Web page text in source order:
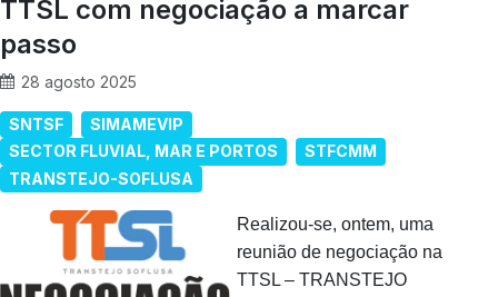
TTSL com negociação a marcar
passo
28 agosto 2025
SNTSF
SIMAMEVIP
SECTOR FLUVIAL, MAR E PORTOS
STFCMM
TRANSTEJO-SOFLUSA
Realizou-se, ontem, uma
reunião de negociação na
TTSL – TRANSTEJO